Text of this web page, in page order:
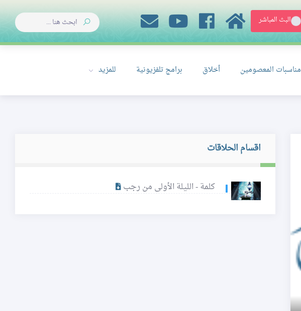
البث المباشر
مناسبات المعصومين أخلاق برامج تلفزيونية للمزيد
اقسام الحلاقات
كلمة - الليلة الأولى من رجب